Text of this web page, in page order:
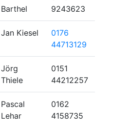
Barthel
9243623
Jan Kiesel
0176
44713129
Jörg
Thiele
0151
44212257
Pascal
Lehar
0162
4158735